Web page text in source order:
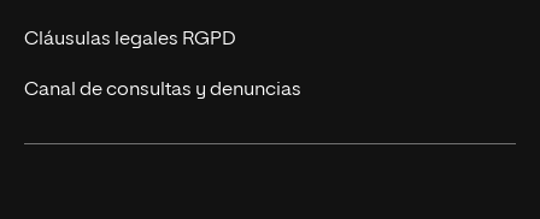
Cláusulas legales RGPD
Canal de consultas y denuncias